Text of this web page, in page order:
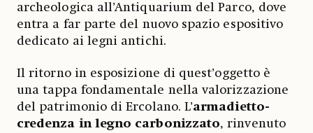
archeologica all’Antiquarium del Parco, dove
entra a far parte del nuovo spazio espositivo
dedicato ai legni antichi.
Il ritorno in esposizione di quest’oggetto è
una tappa fondamentale nella valorizzazione
del patrimonio di Ercolano. L’armadietto-
credenza in legno carbonizzato, rinvenuto